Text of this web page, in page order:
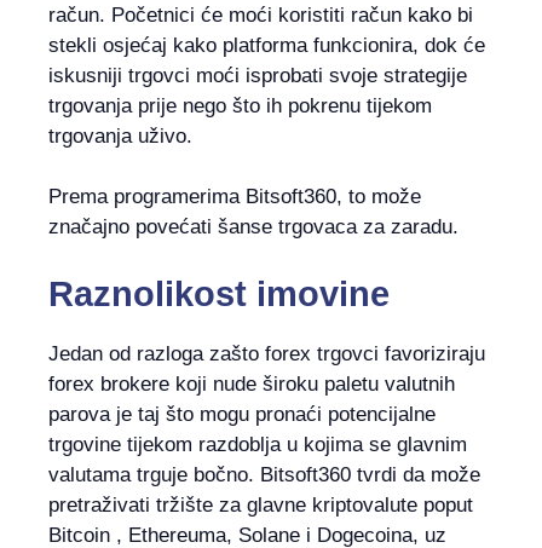
račun. Početnici će moći koristiti račun kako bi
stekli osjećaj kako platforma funkcionira, dok će
iskusniji trgovci moći isprobati svoje strategije
trgovanja prije nego što ih pokrenu tijekom
trgovanja uživo.
Prema programerima Bitsoft360, to može
značajno povećati šanse trgovaca za zaradu.
Raznolikost imovine
Jedan od razloga zašto forex trgovci favoriziraju
forex brokere koji nude široku paletu valutnih
parova je taj što mogu pronaći potencijalne
trgovine tijekom razdoblja u kojima se glavnim
valutama trguje bočno. Bitsoft360 tvrdi da može
pretraživati ​​tržište za glavne kriptovalute poput
Bitcoin , Ethereuma, Solane i Dogecoina, uz